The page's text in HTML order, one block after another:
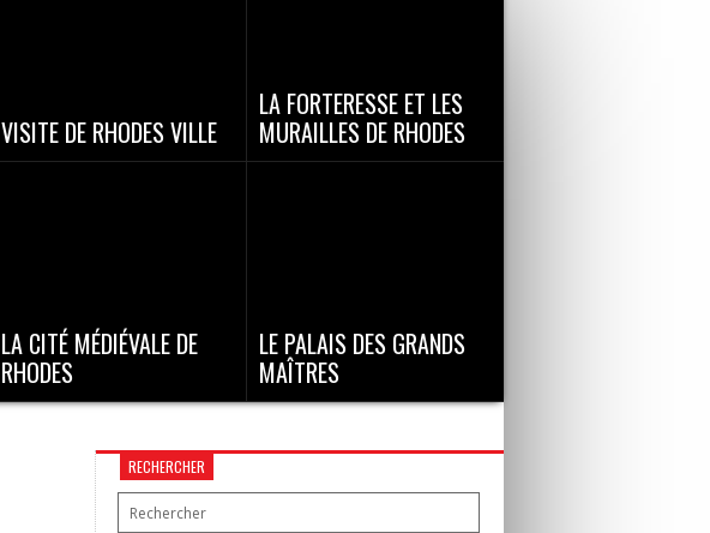
VISITE DE RHODES VILLE
Ce matin là nous partons pour la
LA FORTERESSE ET LES
MURAILLES DE RHODES
La vieille cité byzantine fut
LA CITÉ MÉDIÉVALE DE
RHODES
Sous ses influences orientales ,
LE PALAIS DES GRANDS
MAÎTRES
Le palais des grands maîtres
RECHERCHER